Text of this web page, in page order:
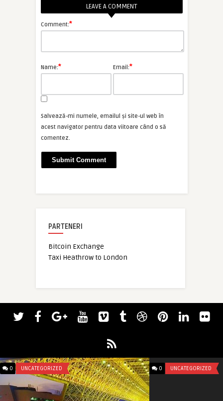
LEAVE A COMMENT
Comment:*
Name:* Email:*
Salvează-mi numele, emailul și site-ul web în
acest navigator pentru data viitoare când o să
comentez.
PARTENERI
Bitcoin Exchange
Taxi Heathrow to London
0 UNCATEGORIZED 0 UNCATEGORIZED